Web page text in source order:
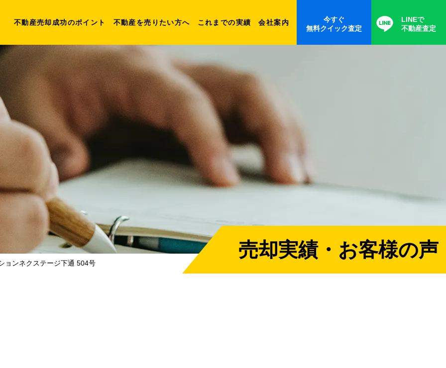
不動産売却成功のポイント 不動産を売りたい方へ これまでの実績 会社案内
今すぐ
無料クイック査定
LINEで
不動産査定
売却実績・お客様の声
ョンネクステージ下通 504号